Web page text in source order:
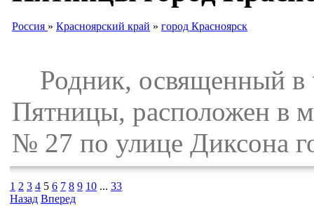
Россия » Красноярский край » город Красноярск
Родник, освященный в
Пятницы, расположен в
№ 27 по улице Диксона
1 2 3 4 5 6 7 8 9 10 ... 33
Назад Вперед